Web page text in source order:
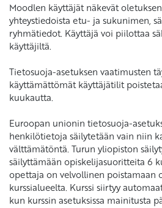
Moodlen käyttäjät näkevät
yhteystiedoista etu- ja sukunimen,
ryhmätiedot. Käyttäjä voi piilottaa
käyttäjiltä.
Tietosuoja-asetuksen vaatimusten
käyttämättömät käyttäjätilit
kuukautta.
Euroopan unionin tietosuoja-
henkilötietoja säilytetään vain niin
välttämätöntä. Turun yliopiston
säilyttämään opiskelijasuoritteita 6
opettaja on velvollinen poistamaan
kurssialueelta. Kurssi siirtyy
kun kurssin asetuksissa mainitusta